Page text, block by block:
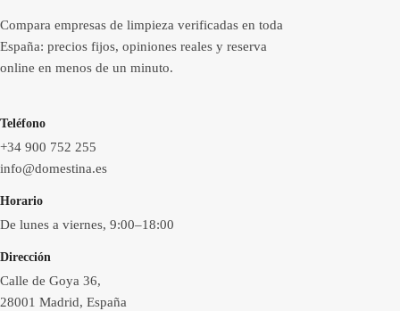
Compara empresas de limpieza verificadas en toda
España: precios fijos, opiniones reales y reserva
online en menos de un minuto.
Teléfono
+34 900 752 255
info@domestina.es
Horario
De lunes a viernes, 9:00–18:00
Dirección
Calle de Goya 36,
28001 Madrid, España